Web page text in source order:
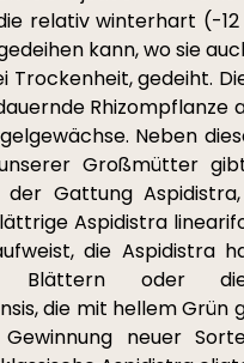
relativ winterhart (-
kann, wo sie
Trockenheit, gedeiht.
Rhizompflanze
Neben
Großmütter
Gattung
Aspidistra
die Aspidistra
Blättern oder
die mit hellem Grün
neuer